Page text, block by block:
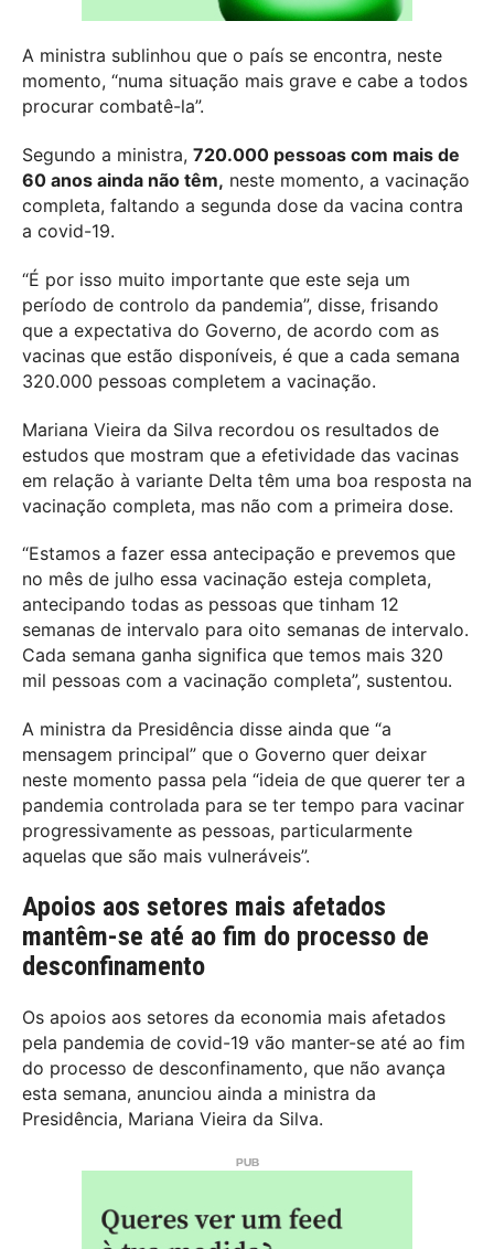
A ministra sublinhou que o país se encontra, neste
momento, “numa situação mais grave e cabe a todos
procurar combatê-la”.
Segundo a ministra, 720.000 pessoas com mais de
60 anos ainda não têm, neste momento, a vacinação
completa, faltando a segunda dose da vacina contra
a covid-19.
“É por isso muito importante que este seja um
período de controlo da pandemia”, disse, frisando
que a expectativa do Governo, de acordo com as
vacinas que estão disponíveis, é que a cada semana
320.000 pessoas completem a vacinação.
Mariana Vieira da Silva recordou os resultados de
estudos que mostram que a efetividade das vacinas
em relação à variante Delta têm uma boa resposta na
vacinação completa, mas não com a primeira dose.
“Estamos a fazer essa antecipação e prevemos que
no mês de julho essa vacinação esteja completa,
antecipando todas as pessoas que tinham 12
semanas de intervalo para oito semanas de intervalo.
Cada semana ganha significa que temos mais 320
mil pessoas com a vacinação completa”, sustentou.
A ministra da Presidência disse ainda que “a
mensagem principal” que o Governo quer deixar
neste momento passa pela “ideia de que querer ter a
pandemia controlada para se ter tempo para vacinar
progressivamente as pessoas, particularmente
aquelas que são mais vulneráveis”.
Apoios aos setores mais afetados
mantêm-se até ao fim do processo de
desconfinamento
Os apoios aos setores da economia mais afetados
pela pandemia de covid-19 vão manter-se até ao fim
do processo de desconfinamento, que não avança
esta semana, anunciou ainda a ministra da
Presidência, Mariana Vieira da Silva.